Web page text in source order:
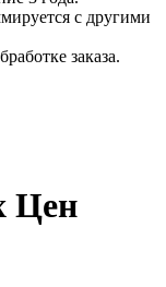
с другими
заказа.
Цен